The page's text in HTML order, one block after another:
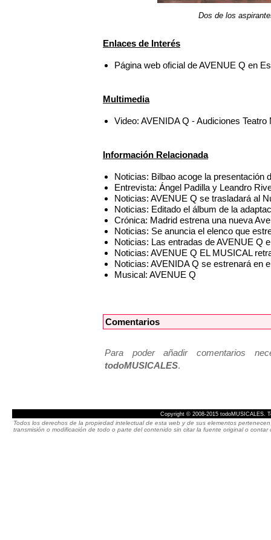
Dos de los
Enlaces de Interés
Página web oficial de AVENUE Q en
Multimedia
Video: AVENIDA Q - Audiciones
Información Relacionada
Noticias: Bilbao acoge la presentación
Entrevista: Ángel Padilla y Leandro
Noticias: AVENUE Q se trasladará al
Noticias: Editado el álbum de la
Crónica: Madrid estrena una nueva
Noticias: Se anuncia el elenco que
Noticias: Las entradas de AVENUE Q
Noticias: AVENUE Q EL MUSICAL
Noticias: AVENIDA Q se estrenará en
Musical: AVENUE Q
Comentarios
Para poder añadir comentarios
todoMUSICALES.
Copyright © 2008-2015 todoMUSICALES.
Todos los derechos de la propiedad intelectual de esta web y de sus elementos
transmisión o modificación de todo o parte del contenido sin citar la fuente original o